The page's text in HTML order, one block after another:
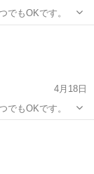
22までならいつでもOKです。
4月18日
22までならいつでもOKです。